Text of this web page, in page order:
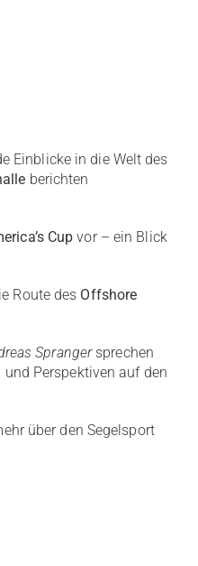
Einblicke in die Welt des
berichten
Cup vor – ein Blick
Route des Offshore
Sprangersprechen
Perspektiven auf den
über den Segelsport